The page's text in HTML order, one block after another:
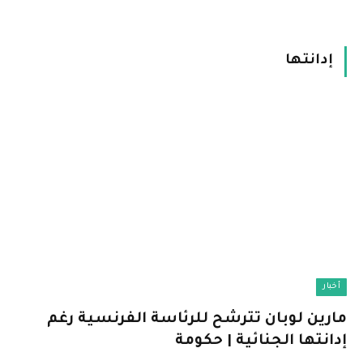
إدانتها
أخبار
مارين لوبان تترشح للرئاسة الفرنسية رغم
إدانتها الجنائية | حكومة